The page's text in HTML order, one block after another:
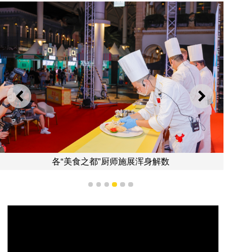
上一则 下一
各“美食之都”厨师施展浑身解数
1 2 3 4 5 6